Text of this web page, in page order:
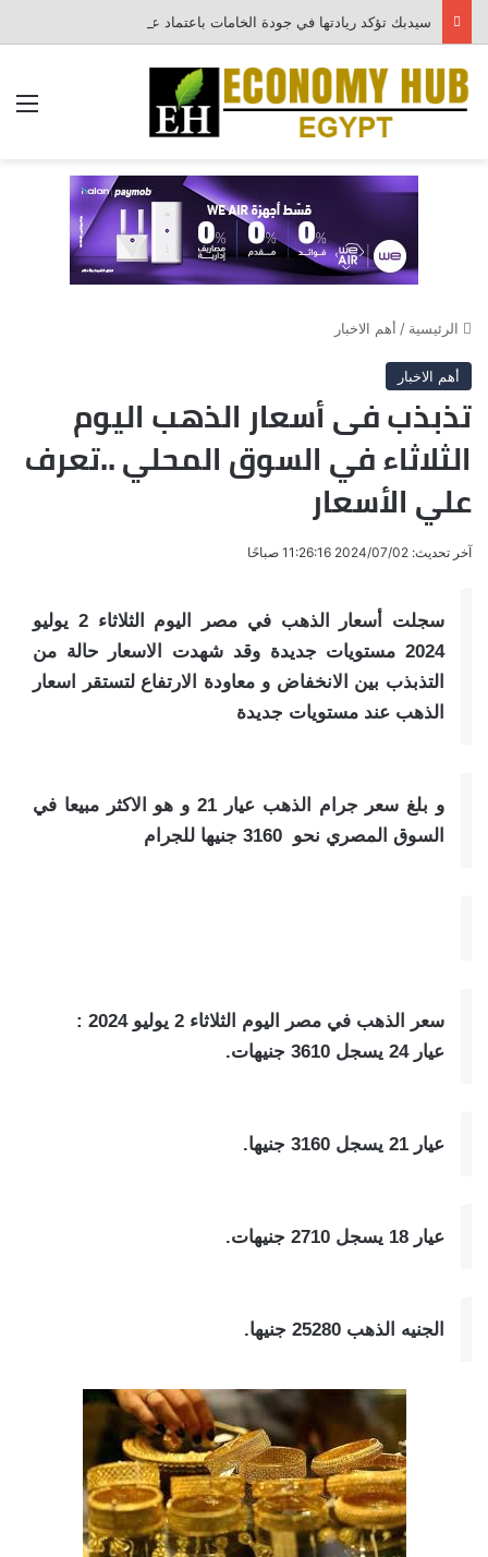
سيدبك تؤكد ريادتها في جودة الخامات باعتماد عالمي جديد
الرئيسية / أهم الاخبار
أهم الاخبار
تذبذب فى أسعار الذهب اليوم
الثلاثاء في السوق المحلي ..تعرف
علي الأسعار
آخر تحديث: 2024/07/02 11:26:16 صباحًا
سجلت أسعار الذهب في مصر اليوم الثلاثاء 2 يوليو
2024 مستويات جديدة وقد شهدت الاسعار حالة من
التذبذب بين الانخفاض و معاودة الارتفاع لتستقر اسعار
الذهب عند مستويات جديدة
و بلغ سعر جرام الذهب عيار 21 و هو الاكثر مبيعا في
السوق المصري نحو 3160 جنيها للجرام
سعر الذهب في مصر اليوم الثلاثاء 2 يوليو 2024 :
عيار 24 يسجل 3610 جنيهات.
عيار 21 يسجل 3160 جنيها.
عيار 18 يسجل 2710 جنيهات.
الجنيه الذهب 25280 جنيها.